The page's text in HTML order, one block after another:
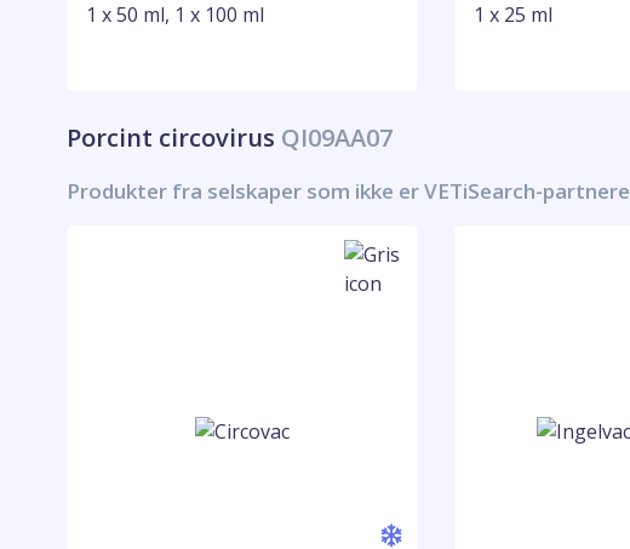
1 x 50 ml, 1 x 100 ml 1 x 25 ml
Porcint circovirus QI09AA07
Produkter fra selskaper som ikke er VETiSearch-partnere